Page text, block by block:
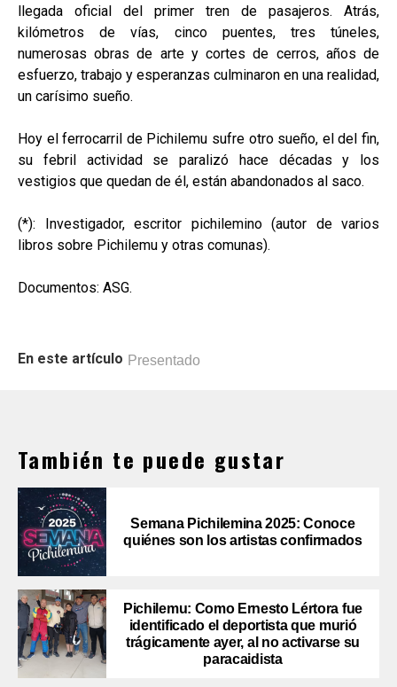
llegada oficial del primer tren de pasajeros. Atrás,
kilómetros de vías, cinco puentes, tres túneles,
numerosas obras de arte y cortes de cerros, años de
esfuerzo, trabajo y esperanzas culminaron en una realidad,
un carísimo sueño.
Hoy el ferrocarril de Pichilemu sufre otro sueño, el del fin,
su febril actividad se paralizó hace décadas y los
vestigios que quedan de él, están abandonados al saco.
(*): Investigador, escritor pichilemino (autor de varios
libros sobre Pichilemu y otras comunas).
Documentos: ASG.
En este artículo Presentado
También te puede gustar
Semana Pichilemina 2025: Conoce
quiénes son los artistas confirmados
Pichilemu: Como Ernesto Lértora fue
identificado el deportista que murió
trágicamente ayer, al no activarse su
paracaidista